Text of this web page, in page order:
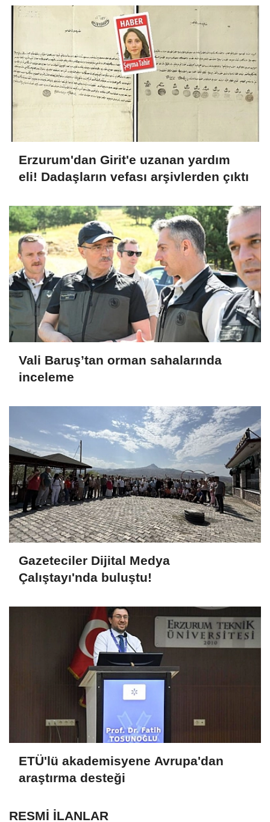
Erzurum'dan Girit'e uzanan yardım
eli! Dadaşların vefası arşivlerden çıktı
Vali Baruş’tan orman sahalarında
inceleme
Gazeteciler Dijital Medya
Çalıştayı'nda buluştu!
ETÜ'lü akademisyene Avrupa'dan
araştırma desteği
RESMİ İLANLAR